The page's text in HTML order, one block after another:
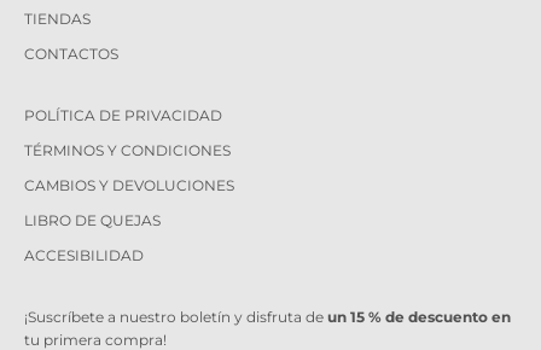
TIENDAS
CONTACTOS
POLÍTICA DE PRIVACIDAD
TÉRMINOS Y CONDICIONES
CAMBIOS Y DEVOLUCIONES
LIBRO DE QUEJAS
ACCESIBILIDAD
¡Suscríbete a nuestro boletín y disfruta de un 15 % de descuento en
tu primera compra!